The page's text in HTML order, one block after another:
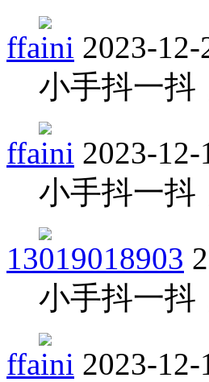
ffaini 2023-12-
小手抖一抖
ffaini 2023-12-
小手抖一抖
13019018903
小手抖一抖
ffaini 2023-12-